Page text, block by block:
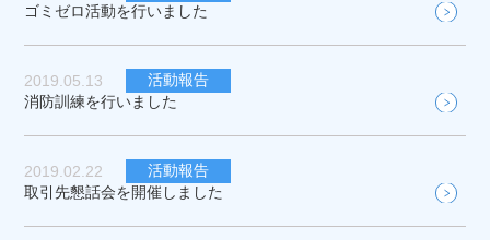
ゴミゼロ活動を行いました
2019.05.13
活動報告
消防訓練を行いました
2019.02.22
活動報告
取引先懇話会を開催しました